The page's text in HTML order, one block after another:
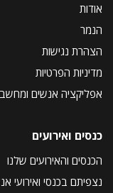
אודות
הנמר
הצהרת נגישות
מדיניות הפרטיות
אפליקציה אנשים
כנסים ואירועים
הכנסים והאירועים שלנו
נצפיתם בכנסי ואירועי